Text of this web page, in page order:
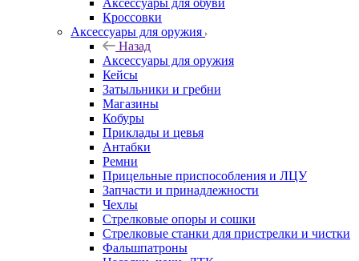
Аксессуары для обуви
Кроссовки
Аксессуары для оружия
Назад
Аксессуары для оружия
Кейсы
Затыльники и гребни
Магазины
Кобуры
Приклады и цевья
Антабки
Ремни
Прицельные приспособления и ЛЦУ
Запчасти и принадлежности
Чехлы
Стрелковые опоры и сошки
Стрелковые станки для пристрелки и чистки
Фальшпатроны